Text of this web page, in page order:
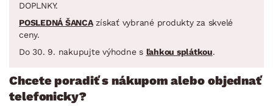
DOPLNKY.
POSLEDNÁ ŠANCAzískať vybrané produkty za skvelé
ceny.
Do 30. 9. nakupujte výhodne s ľahkou splátkou.
Chcete poradiť s nákupom alebo objednať
telefonicky?